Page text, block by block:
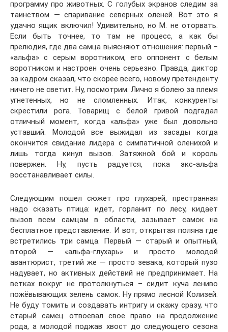
программу про животных. С голубых экранов следим за
таинством — спаривание северных оленей. Вот это я
удачно ящик включил! Удивительно, но М. не оторвать.
Если быть точнее, то там не процесс, а как бы
прелюдия, где два самца выясняют отношения: первый –
«альфа» с серым воротником, его оппонент с белым
воротником и настроен очень серьезно. Правда, диктор
за кадром сказал, что скорее всего, новому претенденту
ничего не светит. Ну, посмотрим. Лично я болею за племя
угнетенных, но не сломленных. Итак, конкуренты
скрестили рога. Товарищ с белой гривой подгадал
отличный момент, когда «альфа» уже был довольно
уставший. Молодой все выжидал из засады когда
окончится свидание лидера с симпатичной оленихой и
лишь тогда кинул вызов. Затяжной бой и король
повержен. Ну, пусть радуется, пока экс-альфа
восстанавливает силы.
Следующим пошел сюжет про глухарей, престранная
надо сказать птица: идет, горланит по лесу, кидает
вызов всем самцам в области, зазывает самок на
бесплатное представление. И вот, открытая поляна где
встретились три самца. Первый — старый и опытный,
второй — «альфа-глухарь» и просто молодой
авантюрист, третий же — просто зевака, который пузо
надувает, но активных действий не предпринимает. На
ветках вокруг не протолкнуться – сидит куча лениво
пожёвывающих зелень самок. Ну прямо лесной Колизей.
Не буду томить и создавать интригу и скажу сразу, что
старый самец отвоевал свое право на продолжение
рода, а молодой поджав хвост до следующего сезона